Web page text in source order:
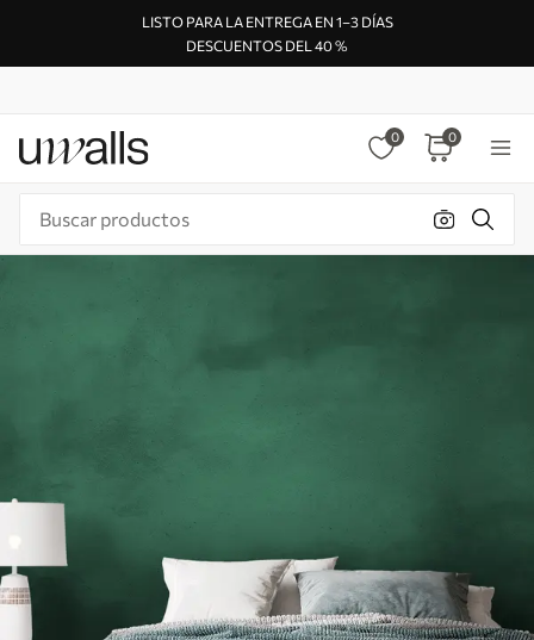
LISTO PARA LA ENTREGA EN 1–3 DÍAS
DESCUENTOS DEL 40 %
0 0